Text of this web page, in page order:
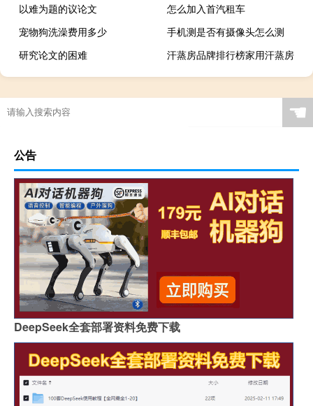
以难为题的议论文
怎么加入首汽租车
宠物狗洗澡费用多少
手机测是否有摄像头怎么测
研究论文的困难
汗蒸房品牌排行榜家用汗蒸房
☚
公告
DeepSeek全套部署资料免费下载